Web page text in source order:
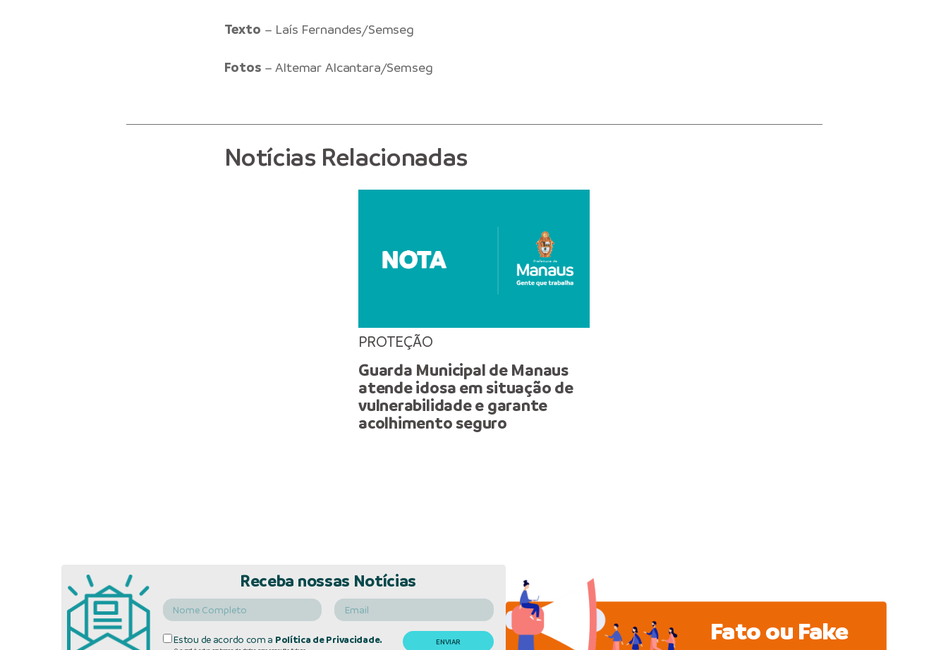
Texto – Laís Fernandes/Semseg
Fotos– Altemar Alcantara/Semseg
Notícias Relacionadas
PROTEÇÃO
Guarda Municipal de Manaus
atende idosa em situação de
vulnerabilidade e garante
acolhimento seguro
Receba nossas Notícias
Estou de acordo com a Política de Privacidade. Fato ou Fake